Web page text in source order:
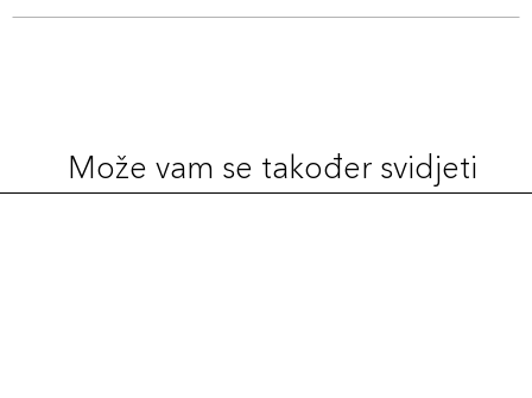
Može vam se također svidjeti